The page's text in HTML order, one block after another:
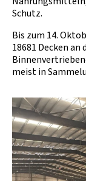
Schutz.
Bis zum 14.
18681 Decken
meist in